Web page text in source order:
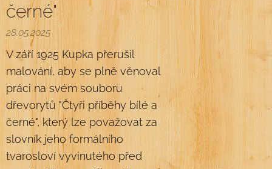
černé"
28.05.2025
V září 1925 Kupka přerušil
malování, aby se plně věnoval
práci na svém souboru
dřevorytů "Čtyři příběhy bílé a
černé", který lze považovat za
slovník jeho formálního
tvarosloví vyvinutého před